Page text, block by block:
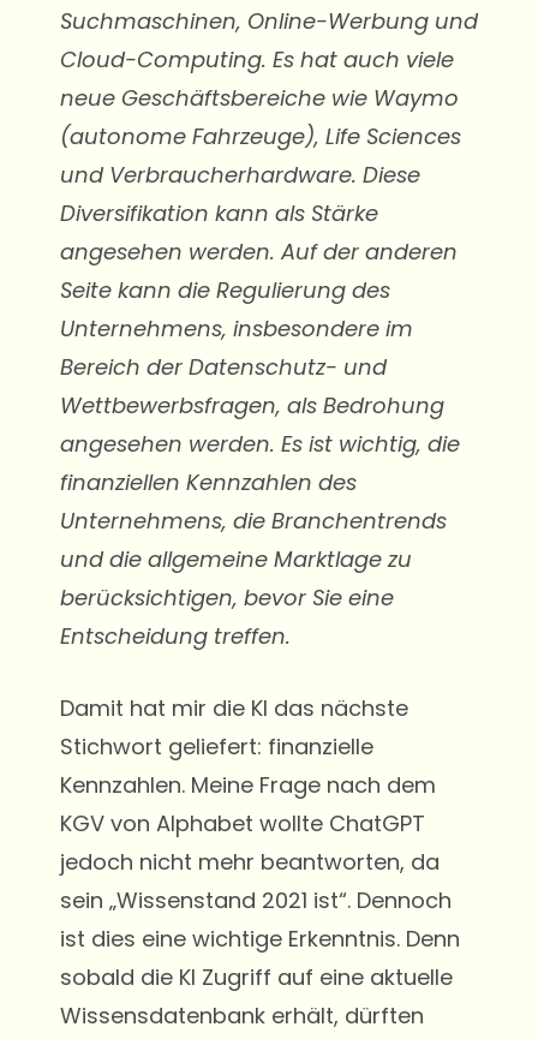
Suchmaschinen, Online-Werbung und
Cloud-Computing. Es hat auch viele
neue Geschäftsbereiche wie Waymo
(autonome Fahrzeuge), Life Sciences
und Verbraucherhardware. Diese
Diversifikation kann als Stärke
angesehen werden. Auf der anderen
Seite kann die Regulierung des
Unternehmens, insbesondere im
Bereich der Datenschutz- und
Wettbewerbsfragen, als Bedrohung
angesehen werden. Es ist wichtig, die
finanziellen Kennzahlen des
Unternehmens, die Branchentrends
und die allgemeine Marktlage zu
berücksichtigen, bevor Sie eine
Entscheidung treffen.
Damit hat mir die KI das nächste
Stichwort geliefert: finanzielle
Kennzahlen. Meine Frage nach dem
KGV von Alphabet wollte ChatGPT
jedoch nicht mehr beantworten, da
sein „Wissenstand 2021 ist“. Dennoch
ist dies eine wichtige Erkenntnis. Denn
sobald die KI Zugriff auf eine aktuelle
Wissensdatenbank erhält, dürften